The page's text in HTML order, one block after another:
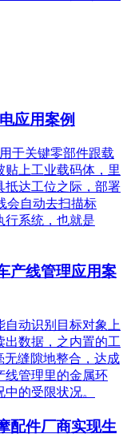
应用案例
于关键零部件跟载
上工业载码体，里
抵达工位之际，部署
会自动去扫描标
行系统，也就是
产线管理应用案
动识别目标对象上
出数据，之内置的工
无缝隙地整合，达成
线管理里的金属环
的受限状况。
配件厂商实现生